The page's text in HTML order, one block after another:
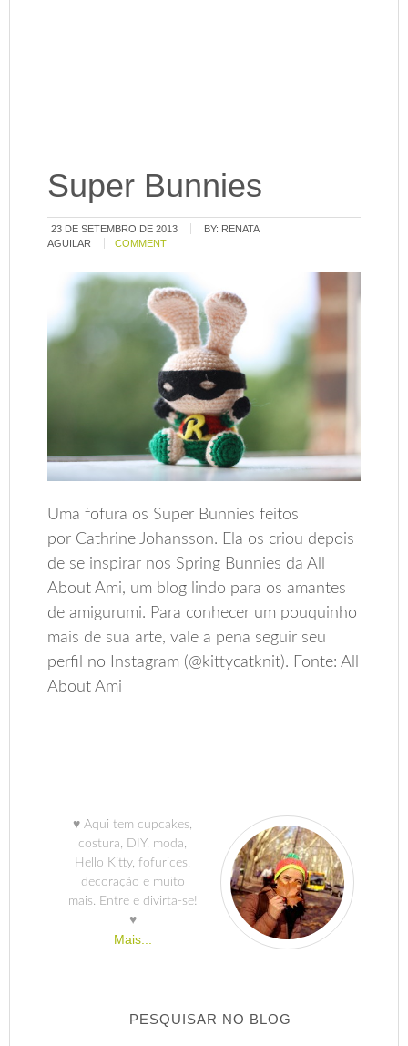
Super Bunnies
23 DE SETEMBRO DE 2013 BY: RENATA
AGUILAR
COMMENT
Uma fofura os Super Bunnies feitos
por Cathrine Johansson. Ela os criou depois
de se inspirar nos Spring Bunnies da All
About Ami, um blog lindo para os amantes
de amigurumi. Para conhecer um pouquinho
mais de sua arte, vale a pena seguir seu
perfil no Instagram (@kittycatknit). Fonte: All
About Ami
♥ Aqui tem cupcakes,
costura, DIY, moda,
Hello Kitty, fofurices,
decoração e muito
mais. Entre e divirta-se!
♥
Mais...
PESQUISAR NO BLOG